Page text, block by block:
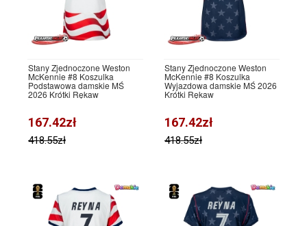
Stany Zjednoczone Weston
McKennie #8 Koszulka
Podstawowa damskie MŚ
2026 Krótki Rękaw
167.42zł
418.55zł
Stany Zjednoczone Weston
McKennie #8 Koszulka
Wyjazdowa damskie MŚ 2026
Krótki Rękaw
167.42zł
418.55zł